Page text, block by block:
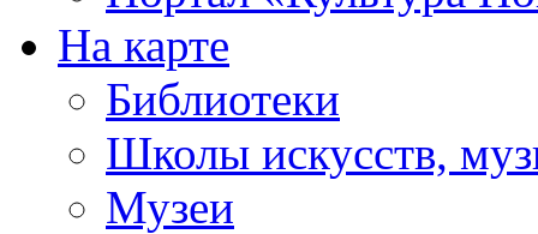
На карте
Библиотеки
Школы искусств,
Музеи